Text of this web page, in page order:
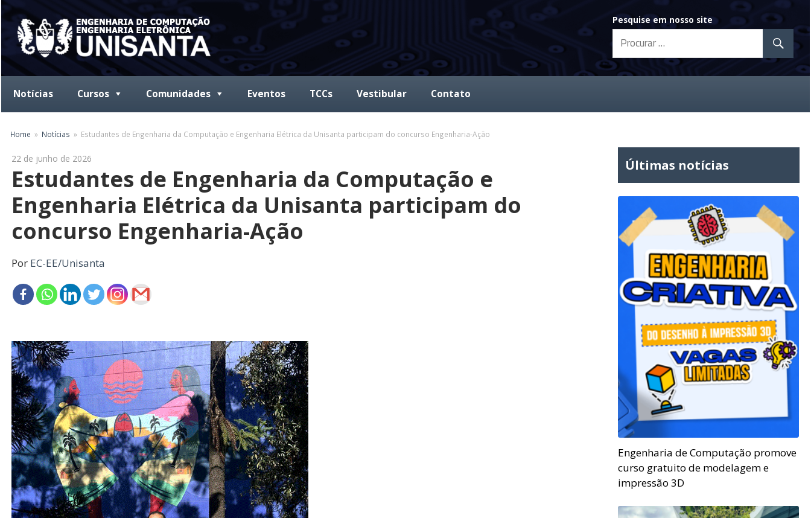
Skip
to
content
Pesquise em nosso site
Notícias Cursos Comunidades Eventos TCCs Vestibular Contato
Home Notícias Estudantes de Engenharia da Computação e Engenharia Elétrica da Unisanta participam do concurso Engenharia-Ação
22 de junho de 2026
Estudantes de Engenharia da Computação e
Engenharia Elétrica da Unisanta participam do
concurso Engenharia-Ação
Por EC-EE/Unisanta
Últimas notícias
Engenharia de Computação promove
curso gratuito de modelagem e
impressão 3D